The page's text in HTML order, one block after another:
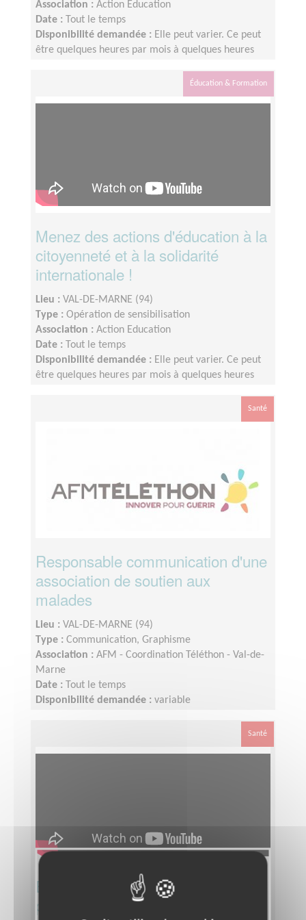
Association : Action Education
Date :
Tout le temps
Disponibilité demandée : Elle peut varier. Ce peut
être quelques heures par mois à quelques heures
Éducation & Formation
Menez des actions d'éducation à la
citoyenneté et à la solidarité
internationale !
Lieu : VAL-DE-MARNE (94)
Type : Opération de sensibilisation
Association : Action Education
Date :
Tout le temps
Disponibilité demandée : Elle peut varier. Ce peut
être quelques heures par mois à quelques heures
Santé
Responsable communication d'une
association de soutien aux
malades
Lieu : VAL-DE-MARNE (94)
Type : Communication, Graphisme
Association : AFM - Coordination Téléthon - Val-de-
Marne
Date :
Tout le temps
Disponibilité demandée : variable
Santé
Equipier Régional Pôle Formation
pour le Téléthon